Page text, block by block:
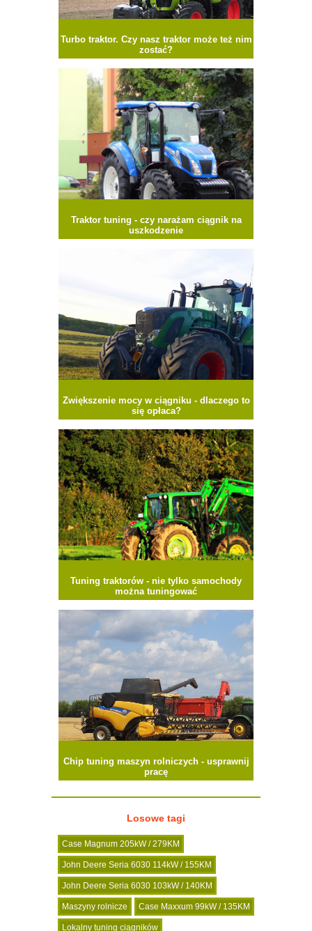
Turbo traktor. Czy nasz traktor może też nim
zostać?
Traktor tuning - czy narażam ciągnik na
uszkodzenie
Zwiększenie mocy w ciągniku - dlaczego to
się opłaca?
Tuning traktorów - nie tylko samochody
można tuningować
Chip tuning maszyn rolniczych - usprawnij
pracę
Losowe tagi
Case Magnum 205kW / 279KM
John Deere Seria 6030 114kW / 155KM
John Deere Seria 6030 103kW / 140KM
Maszyny rolnicze Case Maxxum 99kW / 135KM
Lokalny tuning ciągników